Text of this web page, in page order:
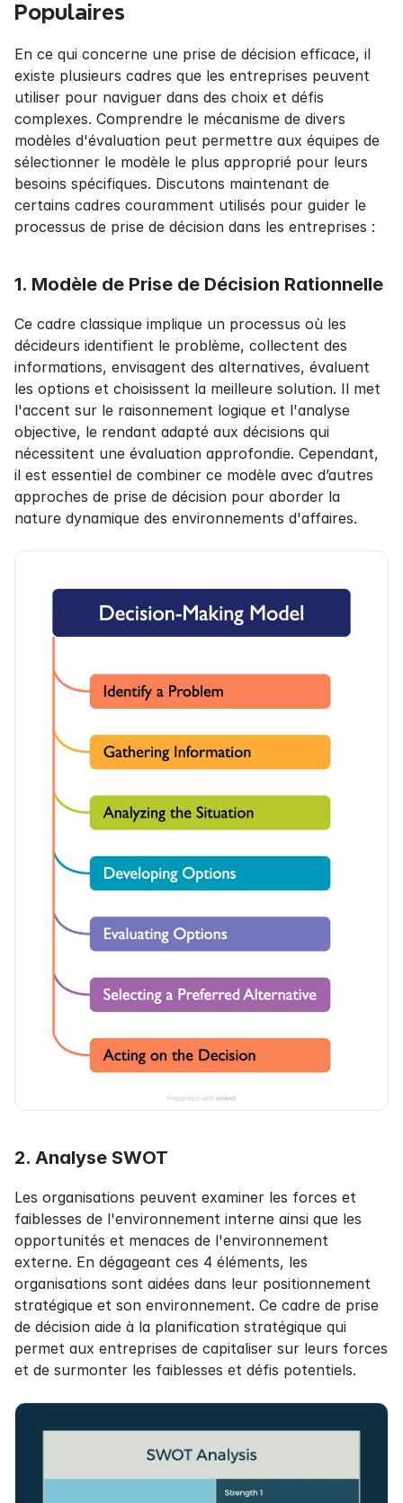
Populaires
En ce qui concerne une prise de décision efficace, il
existe plusieurs cadres que les entreprises peuvent
utiliser pour naviguer dans des choix et défis
complexes. Comprendre le mécanisme de divers
modèles d'évaluation peut permettre aux équipes de
sélectionner le modèle le plus approprié pour leurs
besoins spécifiques. Discutons maintenant de
certains cadres couramment utilisés pour guider le
processus de prise de décision dans les entreprises :
1. Modèle de Prise de Décision Rationnelle
Ce cadre classique implique un processus où les
décideurs identifient le problème, collectent des
informations, envisagent des alternatives, évaluent
les options et choisissent la meilleure solution. Il met
l'accent sur le raisonnement logique et l'analyse
objective, le rendant adapté aux décisions qui
nécessitent une évaluation approfondie. Cependant,
il est essentiel de combiner ce modèle avec d’autres
approches de prise de décision pour aborder la
nature dynamique des environnements d'affaires.
2. Analyse SWOT
Les organisations peuvent examiner les forces et
faiblesses de l'environnement interne ainsi que les
opportunités et menaces de l'environnement
externe. En dégageant ces 4 éléments, les
organisations sont aidées dans leur positionnement
stratégique et son environnement. Ce cadre de prise
de décision aide à la planification stratégique qui
permet aux entreprises de capitaliser sur leurs forces
et de surmonter les faiblesses et défis potentiels.